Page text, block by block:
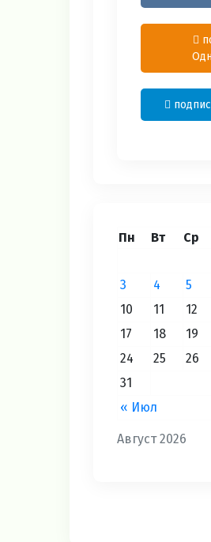
Август 2026
Пн Вт Ср
« Июл
3
4 5
10
11 12
17
18 19
24
25 26
31